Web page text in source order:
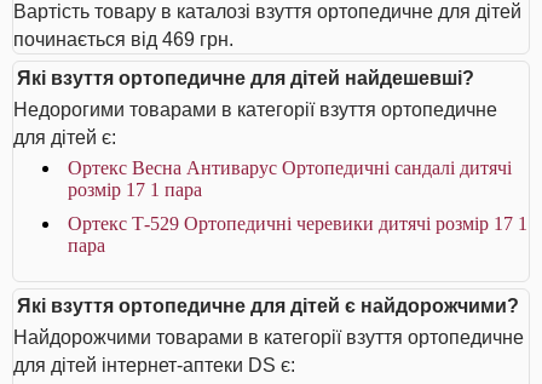
Вартість товару в каталозі взуття ортопедичне для дітей
починається від 469 грн.
Які взуття ортопедичне для дітей найдешевші?
Недорогими товарами в категорії взуття ортопедичне
для дітей є:
Ортекс Весна Антиварус Ортопедичні сандалі дитячі
розмір 17 1 пара
Ортекс Т-529 Ортопедичні черевики дитячі розмір 17 1
пара
Які взуття ортопедичне для дітей є найдорожчими?
Найдорожчими товарами в категорії взуття ортопедичне
для дітей інтернет-аптеки DS є: